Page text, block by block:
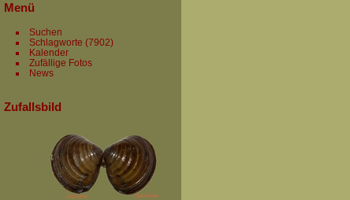
Menü
Suchen
Schlagworte (7902)
Kalender
Zufällige Fotos
News
Zufallsbild